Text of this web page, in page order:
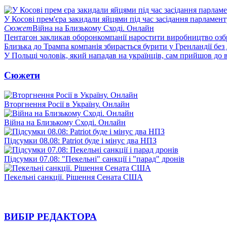
У Косові прем'єра закидали яйцями під час засідання
СюжетВійна на Близькому Сході. Онлайн
Пентагон закликав оборонкомпанії наростити виробництво
Близька до Трампа компанія збирається бурити у Гренландії
У Польщі чоловік, який нападав на українців, сам прийшов до
Сюжети
Вторгнення Росії в Україну. Онлайн
Війна на Близькому Сході. Онлайн
Підсумки 08.08: Patriot буде і мінус два НПЗ
Підсумки 07.08: "Пекельні" санкції і "парад" дронів
Пекельні санкції. Рішення Сената США
ВИБІР РЕДАКТОРА